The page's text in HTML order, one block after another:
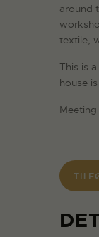
around
textile,
This is
house